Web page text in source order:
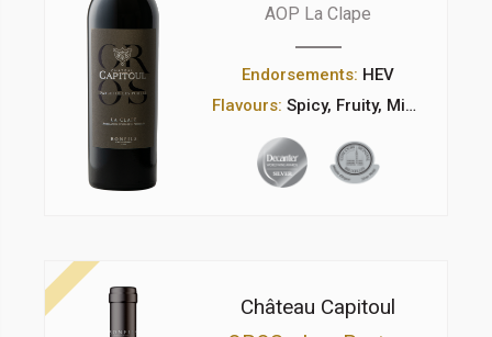
AOP La Clape
Endorsements: HEV
Flavours: Spicy, Fruity, Mineral
Château Capitoul